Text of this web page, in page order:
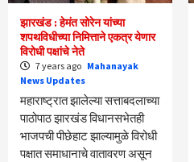
झारखंड : हेमंत सोरेन यांच्या
शपथविधीच्या निमित्ताने एकत्र येणार
विरोधी पक्षांचे नेते
7 years ago Mahanayak
News Updates
महाराष्ट्रात झालेल्या सत्ताबदलाच्या
पाठोपाठ झारखंड विधानसभेतही
भाजपची पीछेहाट झाल्यामुळे विरोधी
पक्षात समाधानाचे वातावरण असून